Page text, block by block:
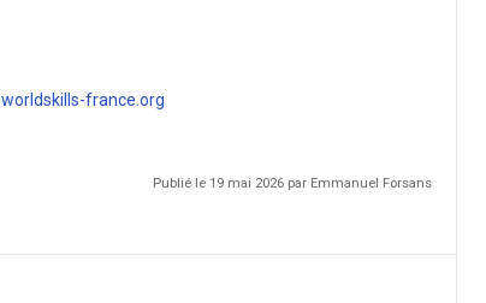
worldskills-france.org
Publié le 19 mai 2026 par Emmanuel Forsans